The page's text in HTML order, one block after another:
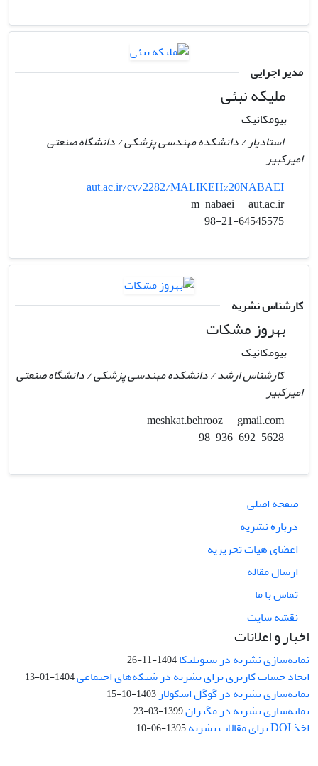
مدیر اجرایی
ملیکه نبئی
بیومکانیک
استادیار / دانشکده مهندسی پزشکی / دانشگاه صنعتی
امیرکبیر
aut.ac.ir/cv/2282/MALIKEH%20NABAEI
m_nabaei
aut.ac.ir
کارشناس نشریه
بهروز مشکات
بیومکانیک
کارشناس ارشد / دانشکده مهندسی پزشکی / دانشگاه صنعتی
امیرکبیر
gmail.com
صفحه اصلی
درباره نشریه
اعضای هیات تحریریه
ارسال مقاله
تماس با ما
نقشه سایت
اخبار و اعلانات
نمایه‌سازی نشریه در سیویلیکا1404-11-26
ایجاد حساب کاربری برای نشریه در شبکه‌های اجتماعی1404-01-13
نمایه‌سازی نشریه در گوگل اسکولار1403-10-15
نمایه‌سازی نشریه در مگیران1399-03-23
اخذ DOI برای مقالات نشریه 1395-06-10